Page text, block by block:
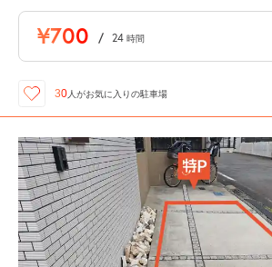
¥700 / 24 時間
30人がお気に入りの駐車場